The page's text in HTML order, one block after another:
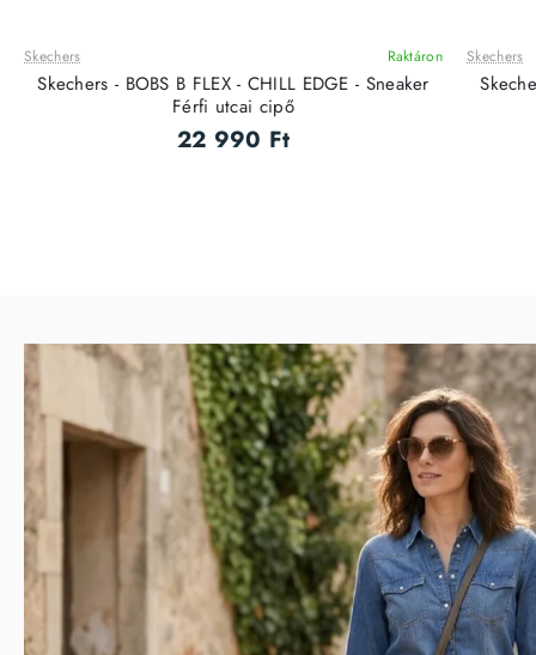
ÚJ
Skechers Raktáron
Skechers - BOBS B FLEX - CHILL EDGE - Sneaker
Férfi utcai cipő
22 990 Ft
Skechers